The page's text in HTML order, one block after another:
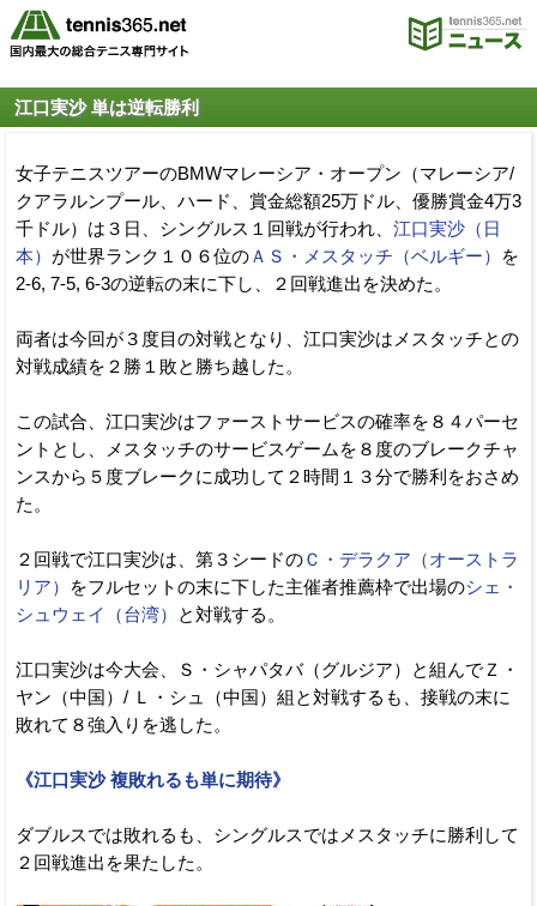
江口実沙 単は逆転勝利
女子テニスツアーのBMWマレーシア・オープン（マレーシア/
クアラルンプール、ハード、賞金総額25万ドル、優勝賞金4万3
千ドル）は３日、シングルス１回戦が行われ、 江口実沙（日
本） が世界ランク１０６位のＡＳ・メスタッチ（ベルギー）
を
2-6, 7-5, 6-3の逆転の末に下し、２回戦進出を決めた。
両者は今回が３度目の対戦となり、江口実沙はメスタッチとの
対戦成績を２勝１敗と勝ち越した。
この試合、江口実沙はファーストサービスの確率を８４パーセ
ントとし、メスタッチのサービスゲームを８度のブレークチャ
ンスから５度ブレークに成功して２時間１３分で勝利をおさめ
た。
２回戦で江口実沙は、第３シードのＣ・デラクア（オーストラ
リア）
をフルセットの末に下した主催者推薦枠で出場のシェ・
シュウェイ（台湾）
と対戦する。
江口実沙は今大会、Ｓ・シャパタバ（グルジア）と組んでＺ・
ヤン（中国）/ Ｌ・シュ（中国）組と対戦するも、接戦の末に
敗れて８強入りを逃した。
《江口実沙 複敗れるも単に期待》
ダブルスでは敗れるも、シングルスではメスタッチに勝利して
２回戦進出を果たした。